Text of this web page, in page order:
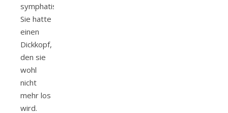
symphatisch.
Sie hatte
einen
Dickkopf,
den sie
wohl
nicht
mehr los
wird.